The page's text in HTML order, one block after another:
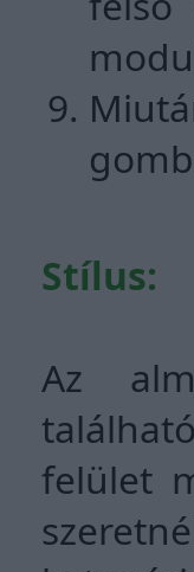
Stílus:
Az
felület